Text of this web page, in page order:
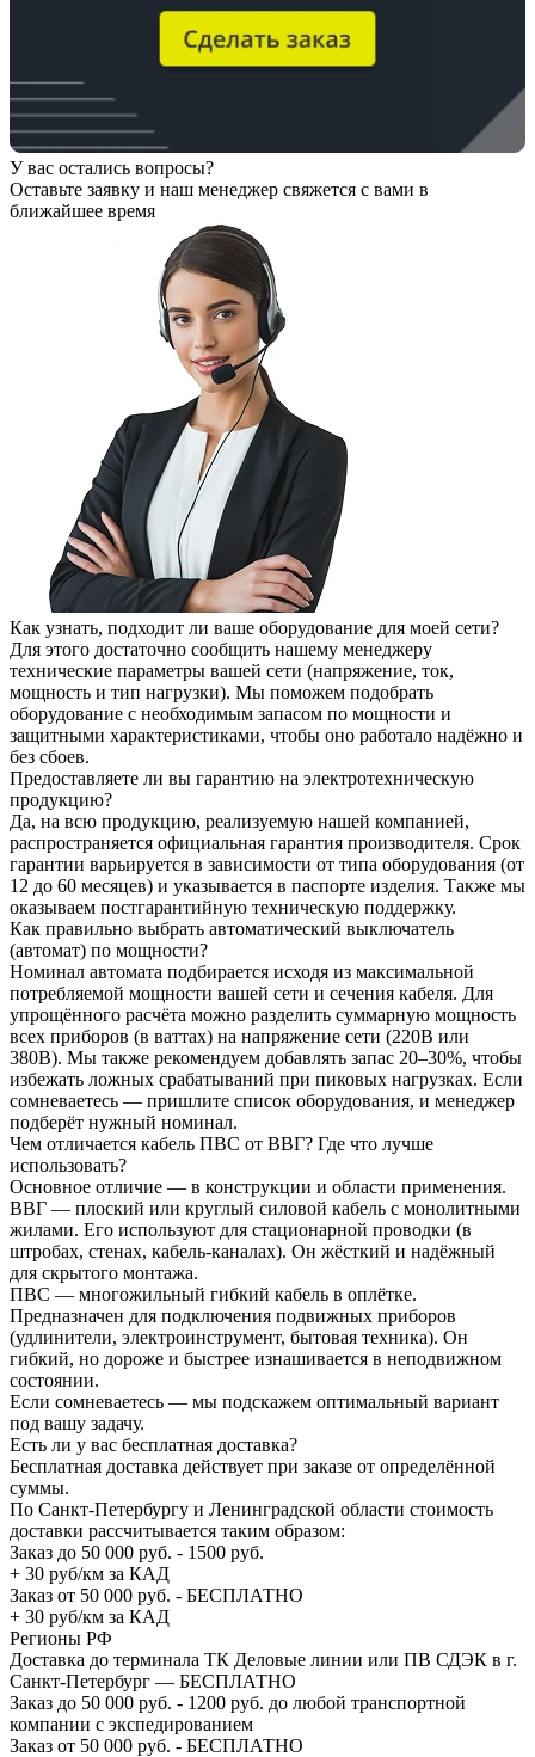
У вас остались вопросы?
Оставьте заявку и наш менеджер свяжется с вами в
ближайшее время
Как узнать, подходит ли ваше оборудование для моей сети?
Для этого достаточно сообщить нашему менеджеру
технические параметры вашей сети (напряжение, ток,
мощность и тип нагрузки). Мы поможем подобрать
оборудование с необходимым запасом по мощности и
защитными характеристиками, чтобы оно работало надёжно и
без сбоев.
Предоставляете ли вы гарантию на электротехническую
продукцию?
Да, на всю продукцию, реализуемую нашей компанией,
распространяется официальная гарантия производителя. Срок
гарантии варьируется в зависимости от типа оборудования (от
12 до 60 месяцев) и указывается в паспорте изделия. Также мы
оказываем постгарантийную техническую поддержку.
Как правильно выбрать автоматический выключатель
(автомат) по мощности?
Номинал автомата подбирается исходя из максимальной
потребляемой мощности вашей сети и сечения кабеля. Для
упрощённого расчёта можно разделить суммарную мощность
всех приборов (в ваттах) на напряжение сети (220В или
380В). Мы также рекомендуем добавлять запас 20–30%, чтобы
избежать ложных срабатываний при пиковых нагрузках. Если
сомневаетесь — пришлите список оборудования, и менеджер
подберёт нужный номинал.
Чем отличается кабель ПВС от ВВГ? Где что лучше
использовать?
Основное отличие — в конструкции и области применения.
ВВГ — плоский или круглый силовой кабель с монолитными
жилами. Его используют для стационарной проводки (в
штробах, стенах, кабель-каналах). Он жёсткий и надёжный
для скрытого монтажа.
ПВС — многожильный гибкий кабель в оплётке.
Предназначен для подключения подвижных приборов
(удлинители, электроинструмент, бытовая техника). Он
гибкий, но дороже и быстрее изнашивается в неподвижном
состоянии.
Если сомневаетесь — мы подскажем оптимальный вариант
под вашу задачу.
Есть ли у вас бесплатная доставка?
Бесплатная доставка действует при заказе от определённой
суммы.
По Санкт-Петербургу и Ленинградской области стоимость
доставки рассчитывается таким образом:
Заказ до 50 000 руб. - 1500 руб.
+ 30 руб/км за КАД
Заказ от 50 000 руб. - БЕСПЛАТНО
+ 30 руб/км за КАД
Регионы РФ
Доставка до терминала ТК Деловые линии или ПВ СДЭК в г.
Санкт-Петербург — БЕСПЛАТНО
Заказ до 50 000 руб. - 1200 руб. до любой транспортной
компании с экспедированием
Заказ от 50 000 руб. - БЕСПЛАТНО